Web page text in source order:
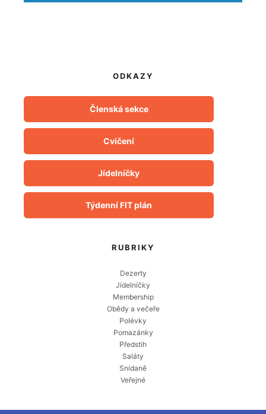
ODKAZY
Členská sekce
Cvičení
Jídelníčky
Týdenní FIT plán
RUBRIKY
Dezerty
Jídelníčky
Membership
Obědy a večeře
Polévky
Pomazánky
Předstih
Saláty
Snídaně
Veřejné